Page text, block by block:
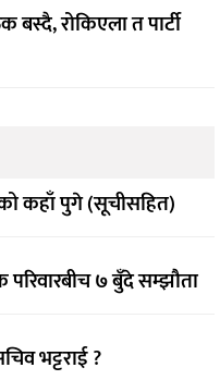
रोकिएला त पार्टी
कहाँ पुगे (सूचीसहित)
७ बुँदे सम्झौता
भट्टराई ?